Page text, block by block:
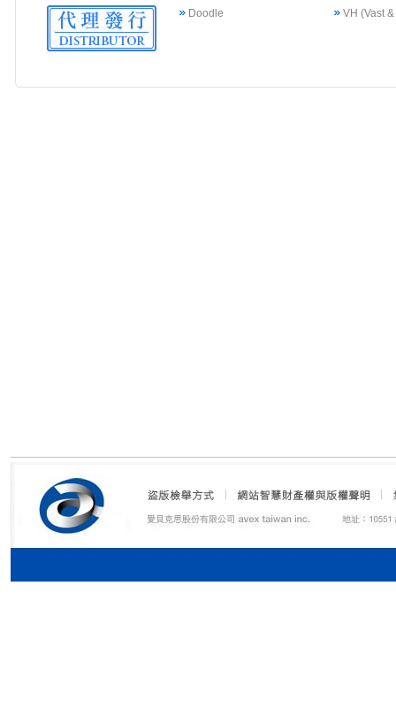
Doodle VH (Vast